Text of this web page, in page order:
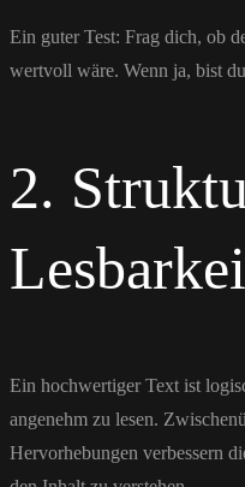
Ein guter Test: Frag dich, ob
wertvoll wäre. Wenn ja, bist
2.
Ein hochwertiger Text ist
angenehm zu lesen.
Hervorhebungen verbessern